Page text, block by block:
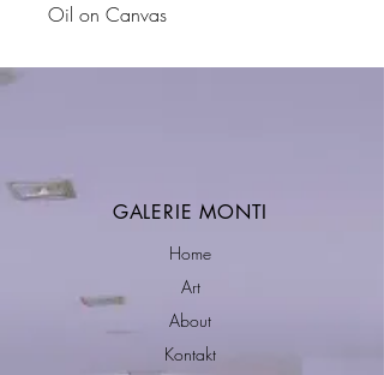
Oil on Canvas
GALERIE MONTI
Home
Art
About
Kontakt